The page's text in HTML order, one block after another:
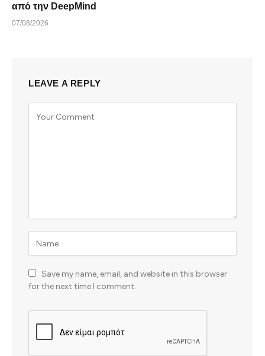
από την DeepMind
07/08/2026
LEAVE A REPLY
Save my name, email, and website in this browser
for the next time I comment.